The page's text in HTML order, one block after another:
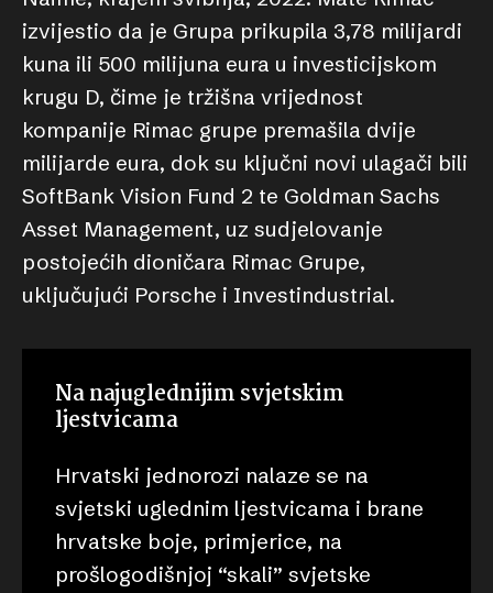
izvijestio da je Grupa prikupila 3,78 milijardi
kuna ili 500 milijuna eura u investicijskom
krugu D, čime je tržišna vrijednost
kompanije Rimac grupe premašila dvije
milijarde eura, dok su ključni novi ulagači bili
SoftBank Vision Fund 2 te Goldman Sachs
Asset Management, uz sudjelovanje
postojećih dioničara Rimac Grupe,
uključujući Porsche i Investindustrial.
Na najuglednijim svjetskim
ljestvicama
Hrvatski jednorozi nalaze se na
svjetski uglednim ljestvicama i brane
hrvatske boje, primjerice, na
prošlogodišnjoj “skali” svjetske